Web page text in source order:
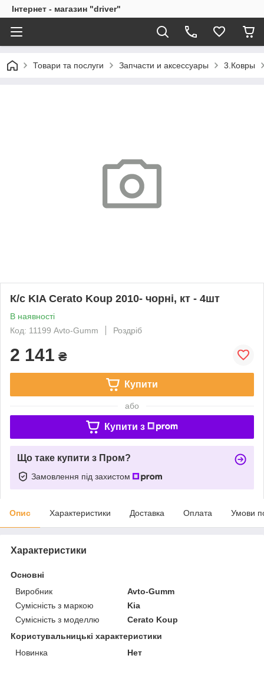
Інтернет - магазин "driver"
Товари та послуги Запчасти и аксессуары 3.Ковры
К/с KIA Cerato Koup 2010- чорні, кт - 4шт
В наявності
Код: 11199 Avto-Gumm
Роздріб
2 141 ₴
Купити
або
Купити з
Що таке купити з Пром?
Замовлення під захистом
Опис Характеристики Доставка Оплата Умови
Характеристики
Основні
Виробник
Avto-Gumm
Сумісність з маркою
Kia
Сумісність з моделлю
Cerato Koup
Користувальницькі характеристики
Новинка
Нет